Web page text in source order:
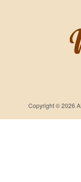
Copyright © 2026